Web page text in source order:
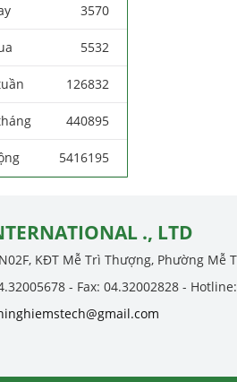
3570
5532
126832
440895
5416195
., LTD
KĐT Mễ Trì Thượng, Phường Mễ
- Fax: 04.32002828 -